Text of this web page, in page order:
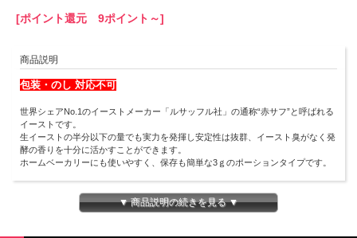
[ポイント還元 9ポイント～]
商品説明
包装・のし 対応不可
世界シェアNo.1のイーストメーカー「ルサッフル社」の通称“赤サフ”と呼ばれる
イーストです。
生イーストの半分以下の量でも実力を発揮し安定性は抜群、イースト臭がなく発
酵の香りを十分に活かすことができます。
ホームベーカリーにも使いやすく、保存も簡単な3ｇのポーションタイプです。
▼ 商品説明の続きを見る ▼